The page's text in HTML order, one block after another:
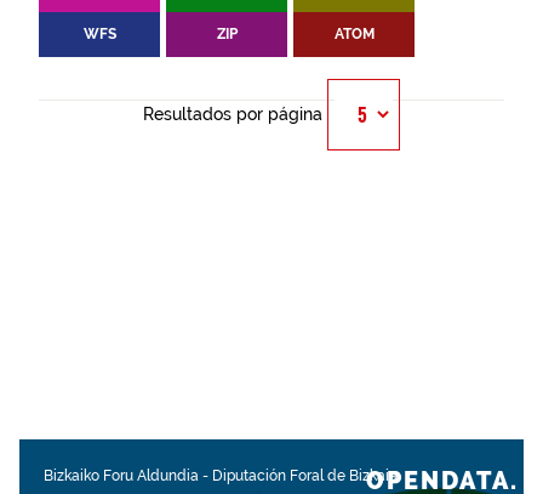
WFS ZIP ATOM
Resultados por página
Bizkaiko Foru Aldundia - Diputación Foral de BizkaiaOPENDATA.